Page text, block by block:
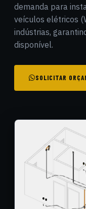
demanda para
veículos elétricos
indústrias,
disponível.
SOLICITAR